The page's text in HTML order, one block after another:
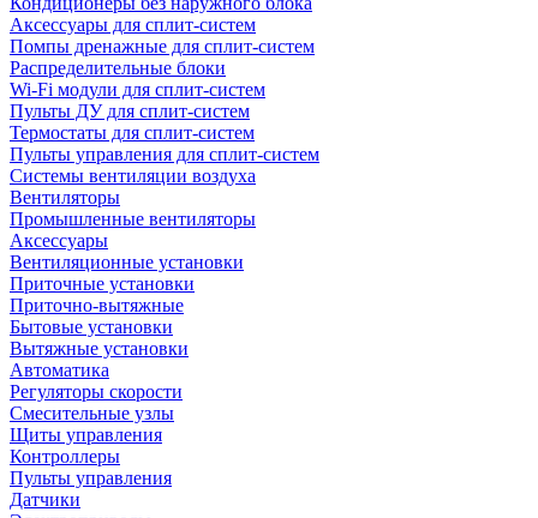
Аксессуары для сплит-систем
Помпы дренажные для сплит-систем
Распределительные блоки
Wi-Fi модули для сплит-систем
Пульты ДУ для сплит-систем
Термостаты для сплит-систем
Пульты управления для сплит-систем
Системы вентиляции воздуха
Вентиляторы
Промышленные вентиляторы
Аксессуары
Вентиляционные установки
Приточные установки
Приточно-вытяжные
Бытовые установки
Вытяжные установки
Автоматика
Регуляторы скорости
Смесительные узлы
Щиты управления
Контроллеры
Пульты управления
Датчики